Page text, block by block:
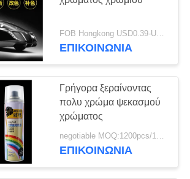
ΕΠΙΚΟΙΝΩΝΙΑ
Γρήγορα ξεραίνοντας
πολυ χρώμα ψεκασμού
χρώματος
negotiable MOQ:1200pcs/100ctns για κάθε χρώμα
ΕΠΙΚΟΙΝΩΝΙΑ